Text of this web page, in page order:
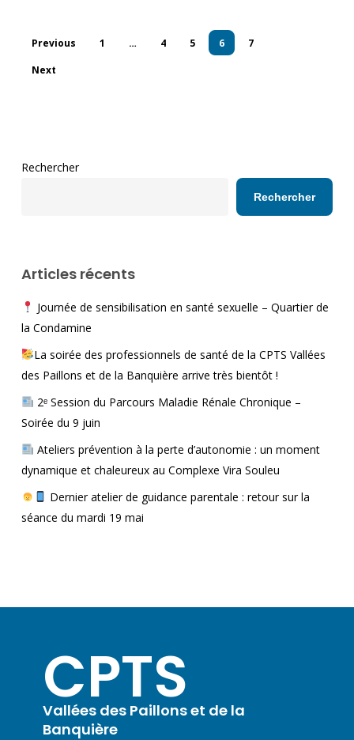
Previous 1 … 4 5 6
7
Next
Rechercher
Rechercher
Articles récents
Journée de sensibilisation en santé sexuelle – Quartier de
la Condamine
La soirée des professionnels de santé de la CPTS Vallées
des Paillons et de la Banquière arrive très bientôt !
2ᵉ Session du Parcours Maladie Rénale Chronique –
Soirée du 9 juin
Ateliers prévention à la perte d’autonomie : un moment
dynamique et chaleureux au Complexe Vira Souleu
Dernier atelier de guidance parentale : retour sur la
séance du mardi 19 mai
CPTS
Vallées des Paillons et de la
Banquière